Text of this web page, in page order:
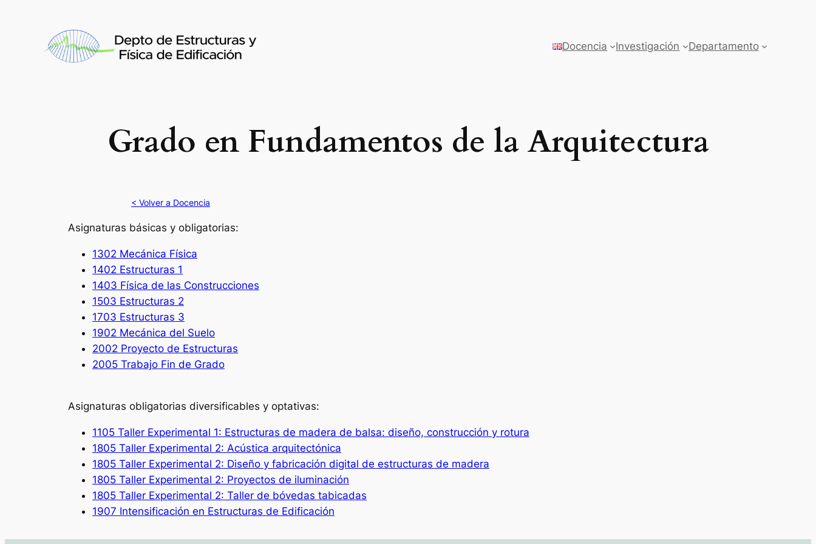
contenido
Docencia Investigación Departamento
Grado en Fundamentos de la Arquitectura
< Volver a Docencia
Asignaturas básicas y obligatorias:
1302 Mecánica Física
1402 Estructuras 1
1403 Física de las Construcciones
1503 Estructuras 2
1703 Estructuras 3
1902 Mecánica del Suelo
2002 Proyecto de Estructuras
2005 Trabajo Fin de Grado
Asignaturas obligatorias diversificables y optativas:
1105 Taller Experimental 1: Estructuras de madera de balsa: diseño, construcción y rotura
1805 Taller Experimental 2: Acústica arquitectónica
1805 Taller Experimental 2: Diseño y fabricación digital de estructuras de madera
1805 Taller Experimental 2: Proyectos de iluminación
1805 Taller Experimental 2: Taller de bóvedas tabicadas
1907 Intensificación en Estructuras de Edificación